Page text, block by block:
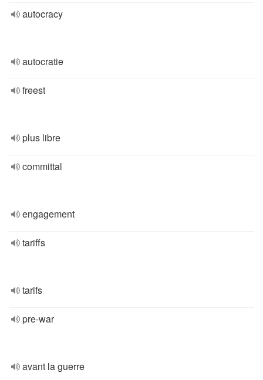
autocracy
autocratie
freest
plus libre
committal
engagement
tariffs
tarifs
pre-war
avant la guerre